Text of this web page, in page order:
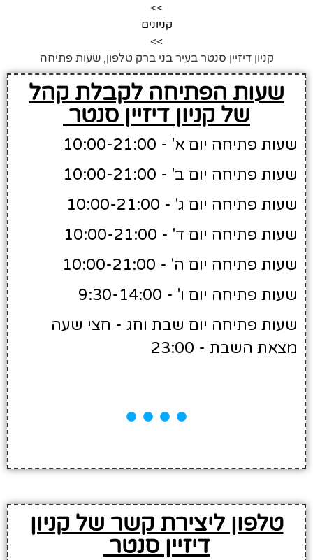
>>
קניונים
>>
קניון דיזיין סנטר בעיר בני ברק טלפון, שעות פתיחה
שעות הפתיחה לקבלת קהל
של קניון דיזיין סנטר
שעות פתיחה יום א' - 10:00-21:00
שעות פתיחה יום ב' - 10:00-21:00
שעות פתיחה יום ג' - 10:00-21:00
שעות פתיחה יום ד' - 10:00-21:00
שעות פתיחה יום ה' - 10:00-21:00
שעות פתיחה יום ו' - 9:30-14:00
שעות פתיחה יום שבת וחג - חצי שעה
מצאת השבת - 23:00
טלפון ליצירת קשר של קניון
דיזיין סנטר